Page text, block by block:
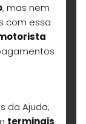
, mas nem
com essa
da Ajuda,
terminais